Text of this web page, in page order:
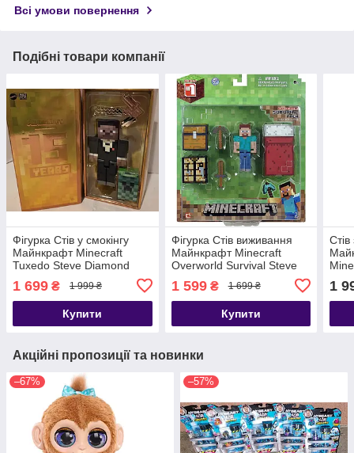
Всі умови повернення
Подібні товари компанії
Фігурка Стів у смокінгу
Майнкрафт Minecraft
Tuxedo Steve Diamond
1 699 ₴ 1 999 ₴
Купити
Фігурка Стів виживання
Майнкрафт Minecraft
Overworld Survival Steve
1 599₴ 1 699 ₴
Купити
1
Акційні пропозиції та новинки
–67% –57%